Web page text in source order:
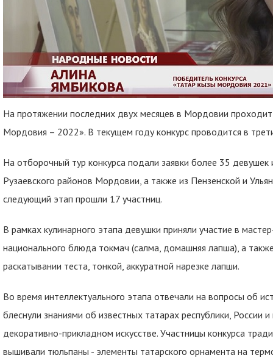
На протяжении последних двух месяцев в Мордовии проходит
Мордовия – 2022». В текущем году конкурс проводится в
На отборочный тур конкурса подали заявки более 35 девушек
Рузаевского районов Мордовии, а также из Пензенской и
следующий этап прошли 17 участниц.
В рамках кулинарного этапа девушки приняли участие в
национального блюда токмач (салма, домашняя лапша), а
раскатывании теста, тонкой, аккуратной нарезке лапши.
Во время интеллектуального этапа отвечали на вопросы об
блеснули знаниями об известных татарах республики, России
декоративно-прикладном искусстве. Участницы конкурса
вышивали тюльпаны - элементы татарского орнамента на